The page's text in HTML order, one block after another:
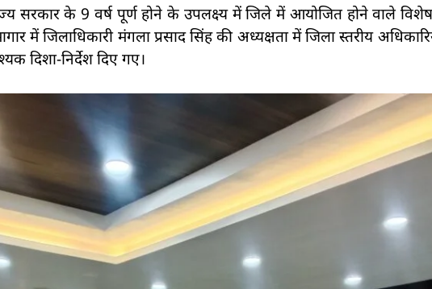
सरकार के 9 वर्ष पूर्ण होने के उपलक्ष्य में जिले में आयोजित होने वाले विशेष
में जिलाधिकारी मंगला प्रसाद सिंह की अध्यक्षता में जिला स्तरीय
दिशा-निर्देश दिए गए।